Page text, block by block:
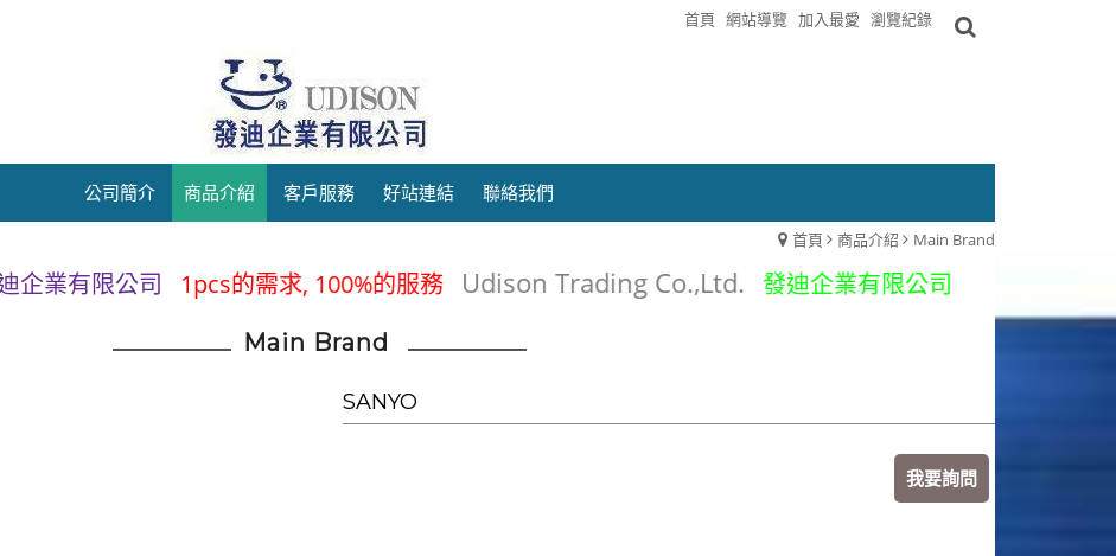
首頁 網站導覽 加入最愛 瀏覽紀錄
公司簡介 商品介紹 客戶服務 好站連結 聯絡我們
首頁 商品介紹 Main Brand
發迪企業有限公司 1pcs的需求, 100%的服務 Udison Trading Co.,Ltd. 發迪企業有限公司
Main Brand
SANYO
我要詢問